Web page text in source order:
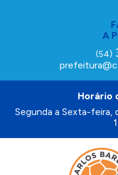
A
(54)
Horário
Segunda a Sexta-feira,